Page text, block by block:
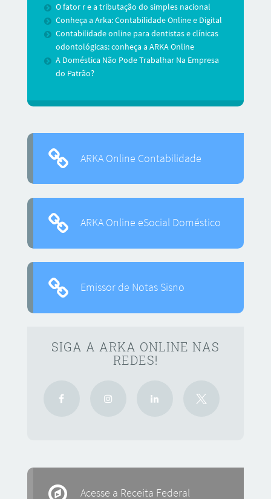
O fator r e a tributação do simples nacional
Conheça a Arka: Contabilidade Online e Digital
Contabilidade online para dentistas e clínicas
odontológicas: conheça a ARKA Online
A Doméstica Não Pode Trabalhar Na Empresa
do Patrão?
ARKA Online Contabilidade
ARKA Online eSocial Doméstico
Emissor de Notas Sisno
SIGA A ARKA ONLINE NAS
REDES!
Acesse a Receita Federal